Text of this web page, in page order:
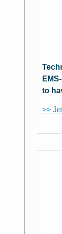
to
>>